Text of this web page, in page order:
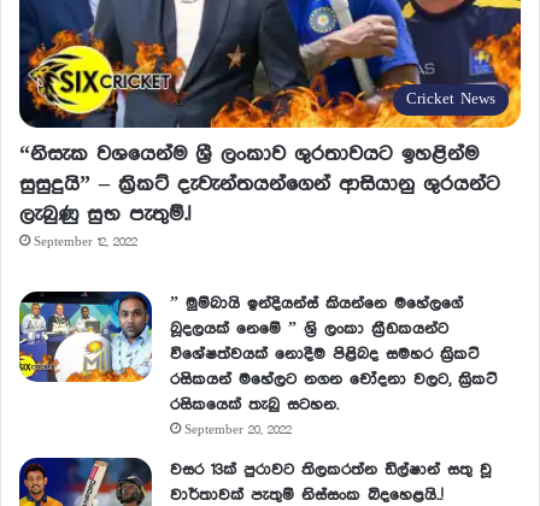
Cricket News
“නිසැක වශයෙන්ම ශ්‍රී ලංකාව ශුරතාවයට ඉහළින්ම
සුසුදුයි” – ක්‍රිකට් දැවැන්තයන්ගෙන් ආසියානු ශුරයන්ට
ලැබුණු සුභ පැතුම්.!
September 12, 2022
” මුම්බායි ඉන්දියන්ස් කියන්නෙ මහේලගේ
බූදලයක් නෙමේ ” ශ්‍රි ලංකා ක්‍රීඩකයන්ට
විශේෂත්වයක් නොදීම පිළිබද සමහර ක්‍රිකට්
රසිකයන් මහේලට නගන චෝදනා වලට, ක්‍රිකට්
රසිකයෙක් තැබු සටහන.
September 20, 2022
වසර 13ක් පුරාවට තිලකරත්න ඩිල්ෂාන් සතු වූ
වාර්තාවක් පැතුම් නිස්සංක බිදහෙළයි..!